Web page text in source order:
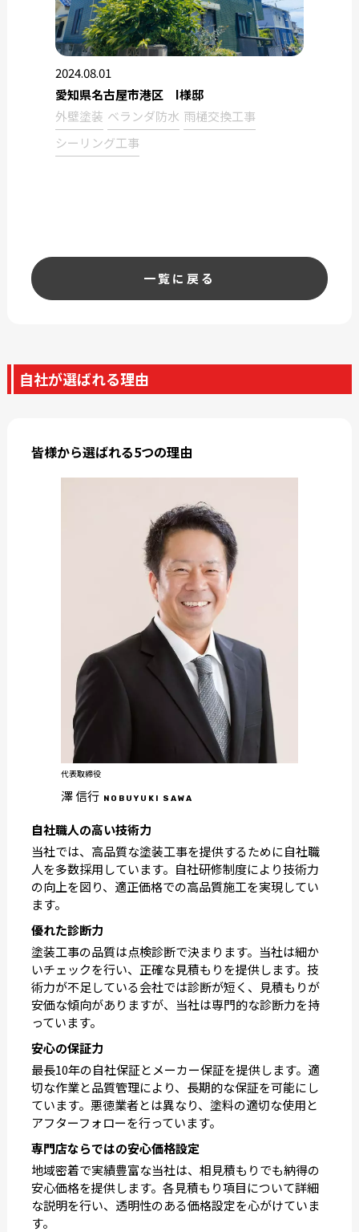
2024.08.01
愛知県名古屋市港区 I様邸
外壁塗装 ベランダ防水 雨樋交換工事
シーリング工事
一覧に戻る
自社が選ばれる理由
皆様から選ばれる5つの理由
代表取締役
澤 信行 NOBUYUKI SAWA
自社職人の高い技術力
当社では、高品質な塗装工事を提供するために自社職
人を多数採用しています。自社研修制度により技術力
の向上を図り、適正価格での高品質施工を実現してい
ます。
優れた診断力
塗装工事の品質は点検診断で決まります。当社は細か
いチェックを行い、正確な見積もりを提供します。技
術力が不足している会社では診断が短く、見積もりが
安価な傾向がありますが、当社は専門的な診断力を持
っています。
安心の保証力
最長10年の自社保証とメーカー保証を提供します。適
切な作業と品質管理により、長期的な保証を可能にし
ています。悪徳業者とは異なり、塗料の適切な使用と
アフターフォローを行っています。
専門店ならではの安心価格設定
地域密着で実績豊富な当社は、相見積もりでも納得の
安心価格を提供します。各見積もり項目について詳細
な説明を行い、透明性のある価格設定を心がけていま
す。